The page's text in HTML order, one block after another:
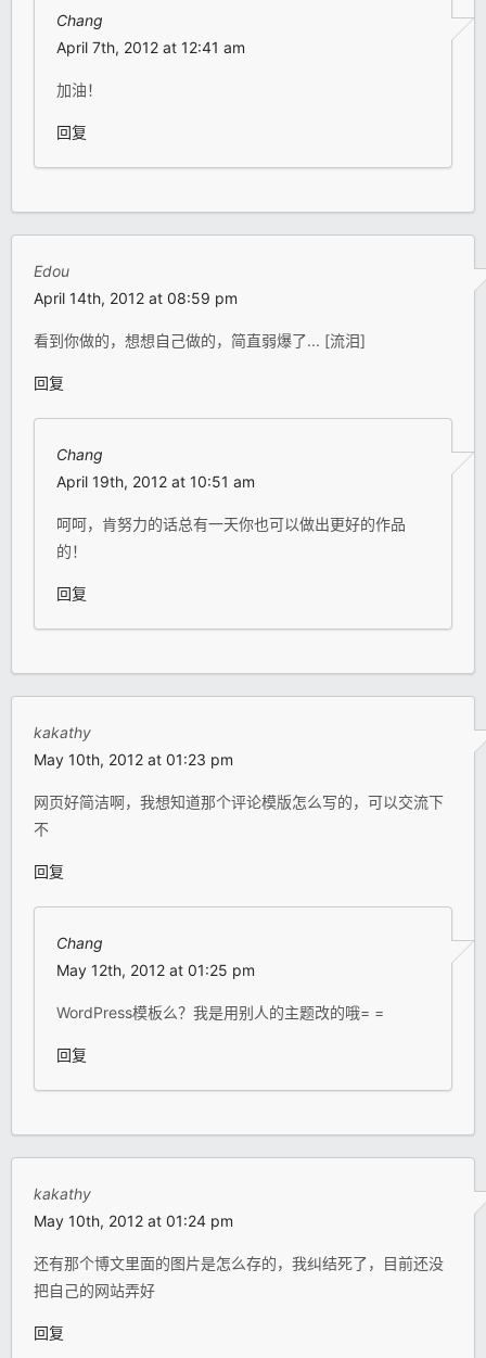
Chang
April 7th, 2012 at 12:41 am
加油！
回复
Edou
April 14th, 2012 at 08:59 pm
看到你做的，想想自己做的，简直弱爆了... [流泪]
回复
Chang
April 19th, 2012 at 10:51 am
呵呵，肯努力的话总有一天你也可以做出更好的作品
的！
回复
kakathy
May 10th, 2012 at 01:23 pm
网页好简洁啊，我想知道那个评论模版怎么写的，可以交流下
不
回复
Chang
May 12th, 2012 at 01:25 pm
WordPress模板么？我是用别人的主题改的哦= =
回复
kakathy
May 10th, 2012 at 01:24 pm
还有那个博文里面的图片是怎么存的，我纠结死了，目前还没
把自己的网站弄好
回复